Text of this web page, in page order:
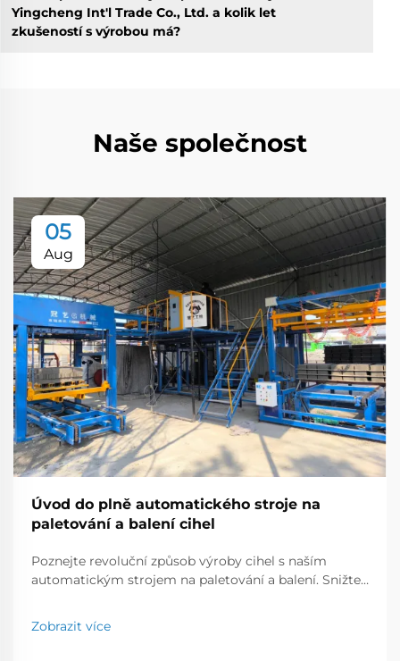
Yingcheng Int'l Trade Co., Ltd. a kolik let
zkušeností s výrobou má?
Naše společnost
05
Aug
Úvod do plně automatického stroje na
paletování a balení cihel
Poznejte revoluční způsob výroby cihel s naším
automatickým strojem na paletování a balení. Snižte
Zjistěte více hned teď.
Zobrazit více